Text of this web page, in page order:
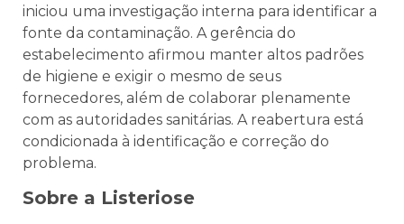
iniciou uma investigação interna para identificar a
fonte da contaminação. A gerência do
estabelecimento afirmou manter altos padrões
de higiene e exigir o mesmo de seus
fornecedores, além de colaborar plenamente
com as autoridades sanitárias. A reabertura está
condicionada à identificação e correção do
problema.
Sobre a Listeriose